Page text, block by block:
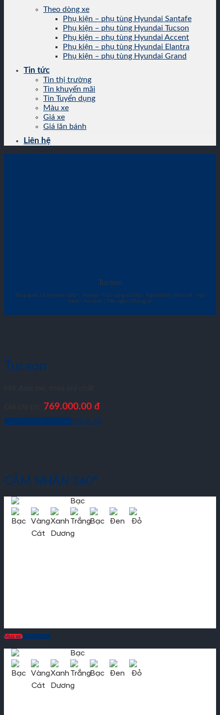
Theo dòng xe
Phụ kiện – phụ tùng Hyundai Santafe
Phụ kiện – phụ tùng Hyundai Tucson
Phụ kiện – phụ tùng Hyundai Accent
Phụ kiện – phụ tùng Hyundai Elantra
Phụ kiện – phụ tùng Hyundai Grand
Tin tức
Tin thị trường
Tin khuyến mãi
Tin Tuyển dụng
Màu xe
Giá xe
Giá lăn bánh
Liên hệ
Tucson
Tổng quan | Cảm nhận 360° | Models | Tính năng nổi bật | Ngoại thất | Nội thất | Vận
hành | An toàn | Tiện nghi | Thông số
Tucson
769.000.00 đ
ĐĂNG KÝ LÁI THỬ MUA XE
CẢM NHẬN 360°
Mua xe Khuyến mãi